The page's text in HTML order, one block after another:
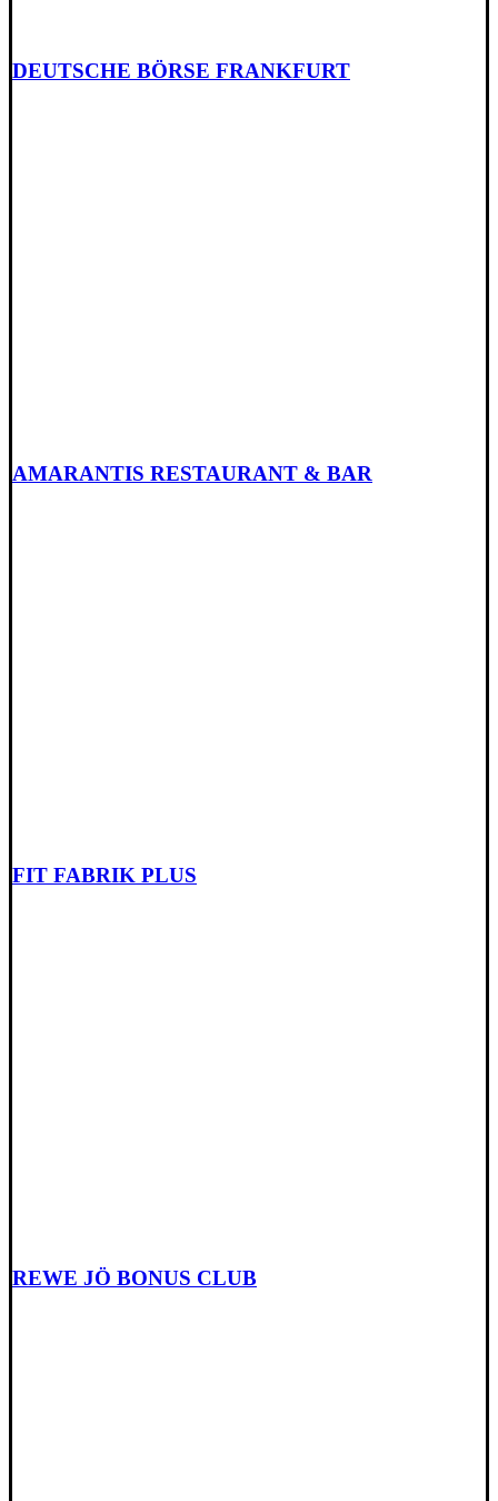
DEUTSCHE BÖRSE FRANKFURT
AMARANTIS RESTAURANT & BAR
FIT FABRIK PLUS
REWE JÖ BONUS CLUB